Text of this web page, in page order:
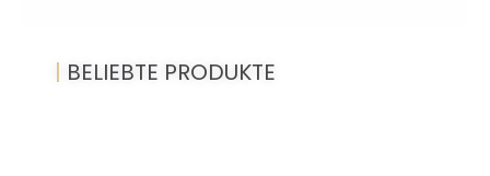
| BELIEBTE PRODUKTE